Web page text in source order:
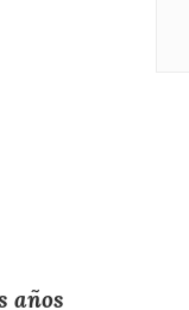
años